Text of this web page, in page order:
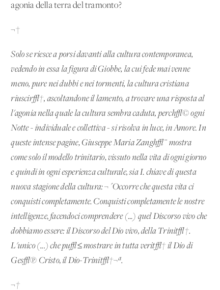
agonia della terra del tramonto?
¬†
Solo se riesce a porsi davanti alla cultura contemporanea,
vedendo in essa la figura di Giobbe, la cui fede mai venne
meno, pure nei dubbi e nei tormenti, la cultura cristiana
riuscir√†, ascoltandone il lamento, a trovare una risposta al
l'agonia nella quale la cultura sembra caduta, perch√© ogni
Notte - individuale e collettiva - si risolva in luce, in Amore. In
queste intense pagine, Giuseppe Maria Zangh√¨ mostra
come solo il modello trinitario, vissuto nella vita di ogni giorno
e quindi in ogni esperienza culturale, sia I. chiave di questa
nuova stagione della cultura: ¬´Occorre che questa vita ci
conquisti completamente. Conquisti completamente le nostre
intelligenze, facendoci comprendere (...) quel Discorso vivo che
dobbiamo essere: il Discorso del Dio vivo, della Trinit√†.
L'unico (...) che pu√≤ mostrare in tutta verit√† il Dio di
Ges√π Cristo, il Dio-Trinit√†¬ª.
¬†